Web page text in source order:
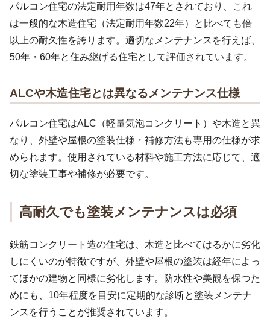
パルコン住宅の法定耐用年数は47年とされており、これ
は一般的な木造住宅（法定耐用年数22年）と比べても倍
以上の耐久性を誇ります。適切なメンテナンスを行えば、
50年・60年と住み継げる住宅として評価されています。
ALCや木造住宅とは異なるメンテナンス仕様
パルコン住宅はALC（軽量気泡コンクリート）や木造と異
なり、外壁や屋根の塗装仕様・補修方法も専用の仕様が求
められます。使用されている材料や施工方法に応じて、適
切な塗装工事や補修が必要です。
高耐久でも塗装メンテナンスは必須
鉄筋コンクリート造の住宅は、木造と比べてはるかに劣化
しにくいのが特徴ですが、外壁や屋根の塗装は経年によっ
てほかの建物と同様に劣化します。防水性や美観を保つた
めにも、10年程度を目安に定期的な診断と塗装メンテナ
ンスを行うことが推奨されています。